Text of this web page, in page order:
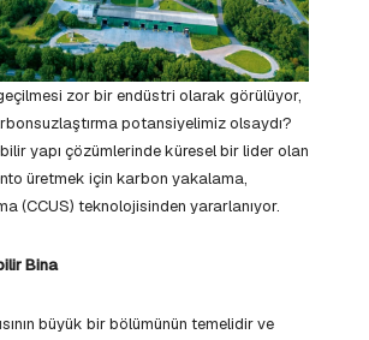
zor bir endüstri olarak görülüyor,
potansiyelimiz olsaydı?
yapı çözümlerinde küresel bir lider olan
üretmek için karbon yakalama,
(CCUS) teknolojisinden yararlanıyor.
Bina
büyük bir bölümünün temelidir ve